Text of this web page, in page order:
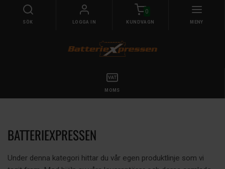
SÖK LOGGA IN
0
KUNDVAGN MENY
MOMS
BATTERIEXPRESSEN
Under denna kategori hittar du vår egen produktlinje som vi